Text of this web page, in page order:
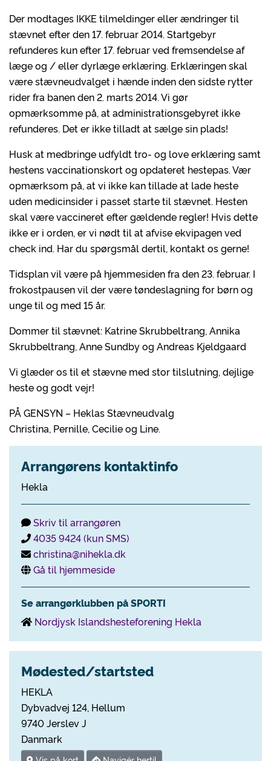
Der modtages IKKE tilmeldinger eller ændringer til
stævnet efter den 17. februar 2014. Startgebyr
refunderes kun efter 17. februar ved fremsendelse af
læge og / eller dyrlæge erklæring. Erklæringen skal
være stævneudvalget i hænde inden den sidste rytter
rider fra banen den 2. marts 2014. Vi gør
opmærksomme på, at administrationsgebyret ikke
refunderes. Det er ikke tilladt at sælge sin plads!
Husk at medbringe udfyldt tro- og love erklæring samt
hestens vaccinationskort og opdateret hestepas. Vær
opmærksom på, at vi ikke kan tillade at lade heste
uden medicinsider i passet starte til stævnet. Hesten
skal være vaccineret efter gældende regler! Hvis dette
ikke er i orden, er vi nødt til at afvise ekvipagen ved
check ind. Har du spørgsmål dertil, kontakt os gerne!
Tidsplan vil være på hjemmesiden fra den 23. februar. I
frokostpausen vil der være tøndeslagning for børn og
unge til og med 15 år.
Dommer til stævnet: Katrine Skrubbeltrang, Annika
Skrubbeltrang, Anne Sundby og Andreas Kjeldgaard
Vi glæder os til et stævne med stor tilslutning, dejlige
heste og godt vejr!
PÅ GENSYN – Heklas Stævneudvalg
Christina, Pernille, Cecilie og Line.
Arrangørens kontaktinfo
Hekla
Skriv til arrangøren
4035 9424 (kun SMS)
christina@nihekla.dk
Gå til hjemmeside
Se arrangørklubben på SPORTI
Nordjysk Islandshesteforening Hekla
Mødested/startsted
HEKLA
Dybvadvej 124, Hellum
9740 Jerslev J
Danmark